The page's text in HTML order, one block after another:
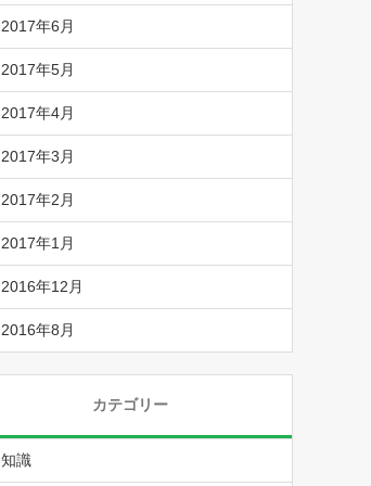
2017年6月
2017年5月
2017年4月
2017年3月
2017年2月
2017年1月
2016年12月
2016年8月
カテゴリー
知識